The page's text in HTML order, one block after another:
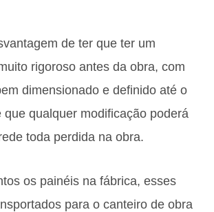
de ter que ter um
rigoroso antes da obra, com
dimensionado e definido até o
que qualquer modificação poderá
toda perdida na obra.
os painéis na fábrica, esses
para o canteiro de obra